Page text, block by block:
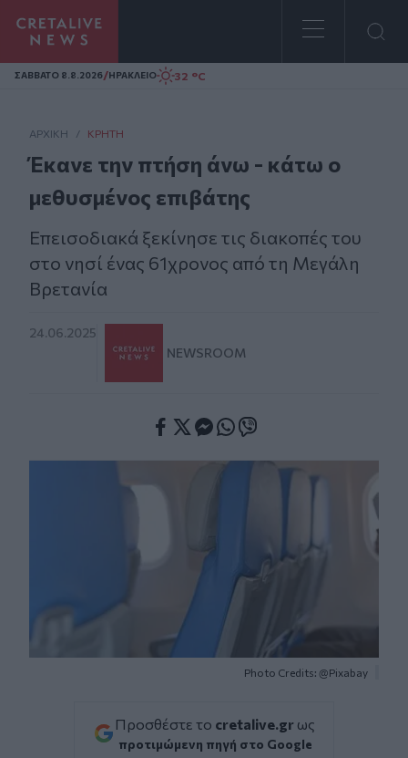
Homepage
ΣAΒΒΑΤΟ 8.8.2026/ΗΡΑΚΛΕΙΟ 32 °C
ΑΡΧΙΚΗ / ΚΡΉΤΗ
Έκανε την πτήση άνω - κάτω ο
μεθυσμένος επιβάτης
Επεισοδιακά ξεκίνησε τις διακοπές του
στο νησί ένας 61χρονος από τη Μεγάλη
Βρετανία
24.06.2025
NEWSROOM
Photo Credits: @Pixabay
Προσθέστε το cretalive.gr ως
προτιμώμενη πηγή στο Google